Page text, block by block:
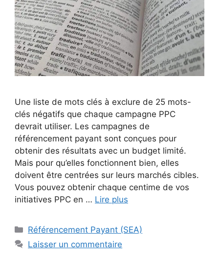
Une liste de mots clés à exclure de 25 mots-
clés négatifs que chaque campagne PPC
devrait utiliser. Les campagnes de
référencement payant sont conçues pour
obtenir des résultats avec un budget limité.
Mais pour qu’elles fonctionnent bien, elles
doivent être centrées sur leurs marchés cibles.
Vous pouvez obtenir chaque centime de vos
initiatives PPC en … Lire plus
Catégories
Référencement Payant (SEA)
Laisser un commentaire